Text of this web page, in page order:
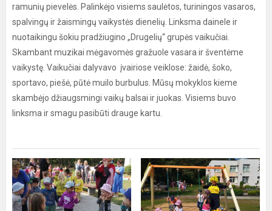
ramunių pievelės. Palinkėjo visiems saulėtos, turiningos vasaros,
spalvingų ir žaismingų vaikystės dienelių. Linksma dainele ir
nuotaikingu šokiu pradžiugino „Drugelių“ grupės vaikučiai.
Skambant muzikai mėgavomės gražuole vasara ir šventėme
vaikystę. Vaikučiai dalyvavo įvairiose veiklose: žaidė, šoko,
sportavo, piešė, pūtė muilo burbulus. Mūsų mokyklos kieme
skambėjo džiaugsmingi vaikų balsai ir juokas. Visiems buvo
linksma ir smagu pasibūti drauge kartu.